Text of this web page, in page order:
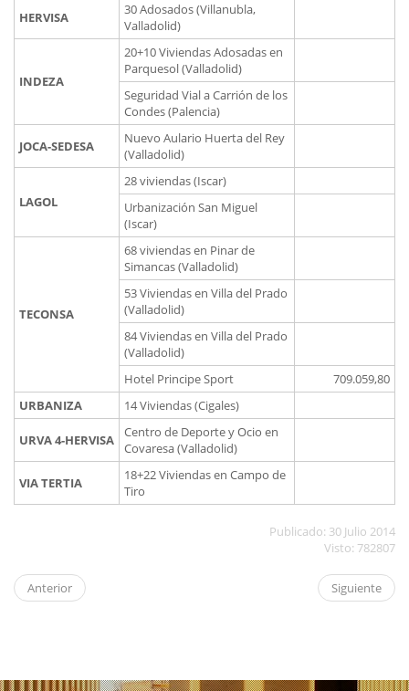
HERVISA
30 Adosados (Villanubla,
Valladolid)
INDEZA
20+10 Viviendas Adosadas en
Parquesol (Valladolid)
Seguridad Vial a Carrión de los
Condes (Palencia)
JOCA-SEDESA
Nuevo Aulario Huerta del Rey
(Valladolid)
LAGOL
28 viviendas (Iscar)
Urbanización San Miguel
(Iscar)
TECONSA
68 viviendas en Pinar de
Simancas (Valladolid)
53 Viviendas en Villa del Prado
(Valladolid)
84 Viviendas en Villa del Prado
(Valladolid)
Hotel Principe Sport
709.059,80
URBANIZA
14 Viviendas (Cigales)
URVA 4-HERVISA
Centro de Deporte y Ocio en
Covaresa (Valladolid)
VIA TERTIA
18+22 Viviendas en Campo de
Tiro
Publicado: 30 Julio 2014
Visto: 782807
Anterior Siguiente